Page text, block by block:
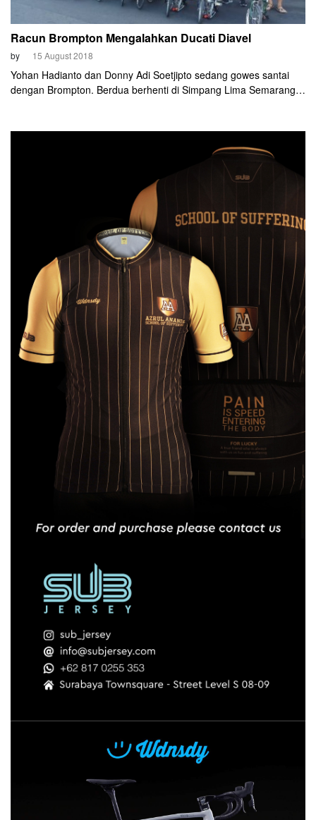
Racun Brompton Mengalahkan Ducati Diavel
by 15 August 2018
Yohan Hadianto dan Donny Adi Soetjipto sedang gowes santai
dengan Brompton. Berdua berhenti di Simpang Lima Semarang
Herry Fathur dan Satrio Hartoko. Lalu berkembanglah mereka